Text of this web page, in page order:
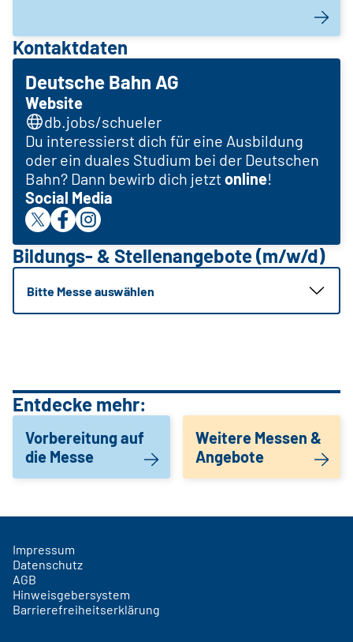
Kontaktdaten
Deutsche Bahn AG
Website
db.jobs/schueler
Du interessierst dich für eine Ausbildung
oder ein duales Studium bei der Deutschen
Bahn? Dann bewirb dich jetztonline!
Social Media
Bildungs- & Stellenangebote (m/w/d)
Bitte Messe auswählen
Entdecke mehr:
Vorbereitung auf
die Messe
Weitere Messen &
Angebote
Impressum
Datenschutz
AGB
Hinweisgebersystem
Barrierefreiheitserklärung